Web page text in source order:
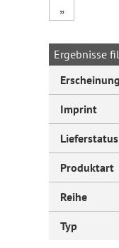
Forum
„
Ergebnisse
Imprint
Lieferstatus
Produktart
Reihe
Typ